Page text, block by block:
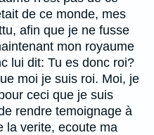
de ce monde, mes
afin que je ne fusse
mon royaume
lui dit: Tu es donc roi?
moi je suis roi. Moi, je
ceci que je suis
rendre temoignage à
la verite, ecoute ma